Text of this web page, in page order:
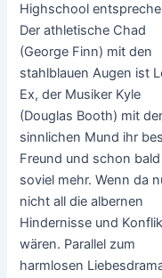
Highschool
Der athletische Chad
(George Finn) mit den
stahlblauen Augen ist
Ex, der Musiker Kyle
(Douglas Booth) mit
sinnlichen Mund ihr
Freund und schon bald
soviel mehr. Wenn da
nicht all die albernen
Hindernisse und
wären. Parallel zum
harmlosen